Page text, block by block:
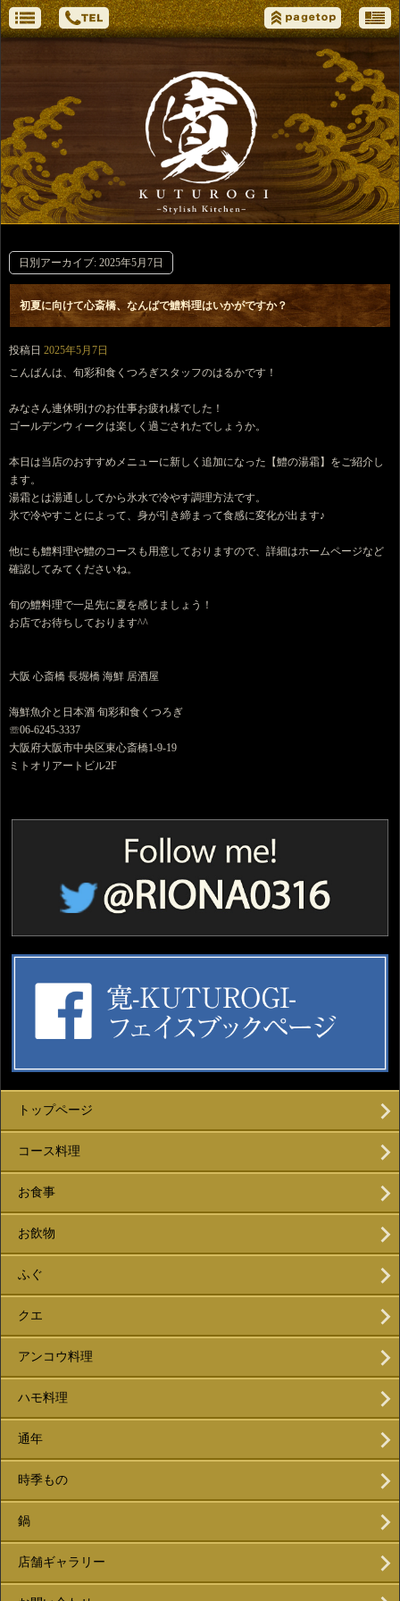
日別アーカイブ: 2025年5月7日
初夏に向けて心斎橋、なんばで鱧料理はいかがですか？
投稿日 2025年5月7日
こんばんは、旬彩和食くつろぎスタッフのはるかです！
みなさん連休明けのお仕事お疲れ様でした！
ゴールデンウィークは楽しく過ごされたでしょうか。
本日は当店のおすすめメニューに新しく追加になった【鱧の湯霜】をご紹介し
ます。
湯霜とは湯通ししてから氷水で冷やす調理方法です。
氷で冷やすことによって、身が引き締まって食感に変化が出ます♪
他にも鱧料理や鱧のコースも用意しておりますので、詳細はホームページなど
確認してみてくださいね。
旬の鱧料理で一足先に夏を感じましょう！
お店でお待ちしております^^
大阪 心斎橋 長堀橋 海鮮 居酒屋
海鮮魚介と日本酒 旬彩和食くつろぎ
☏06-6245-3337
大阪府大阪市中央区東心斎橋1-9-19
ミトオリアートビル2F
トップページ
コース料理
お食事
お飲物
ふぐ
クエ
アンコウ料理
ハモ料理
通年
時季もの
鍋
店舗ギャラリー